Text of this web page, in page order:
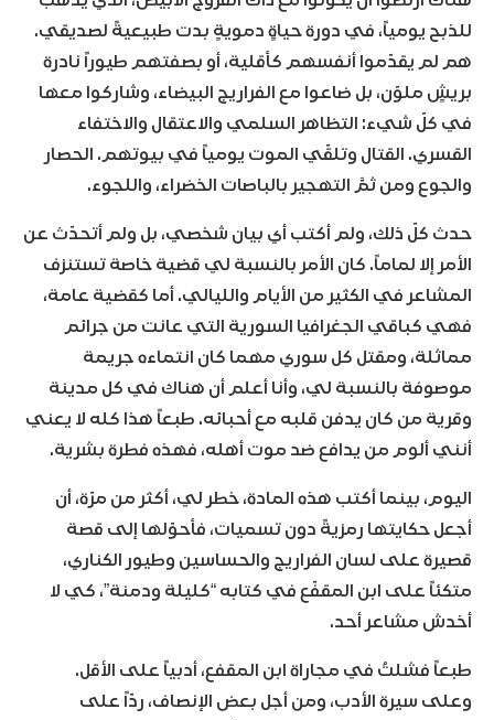
للذبح يومياً، في دورة حياةٍ دمويةٍ بدت طبيعيةً لصديقي.
هم لم يقدّموا أنفسهم كأقلية، أو بصفتهم طيوراً نادرة
بريشٍ ملوّن، بل ضاعوا مع الفراريج البيضاء، وشاركوا معها
في كلّ شيء: التظاهر السلمي والاعتقال والاختفاء
القسري. القتال وتلقّي الموت يومياً في بيوتهم. الحصار
والجوع ومن ثمَّ التهجير بالباصات الخضراء، واللجوء.
حدث كلّ ذلك، ولم أكتب أي بيان شخصي، بل ولم أتحدّث عن
الأمر إلا لماماً. كان الأمر بالنسبة لي قضية خاصة تستنزف
المشاعر في الكثير من الأيام والليالي. أما كقضية عامة،
فهي كباقي الجغرافيا السورية التي عانت من جرائم
مماثلة، ومقتل كل سوري مهما كان انتماءه جريمة
موصوفة بالنسبة لي، وأنا أعلم أن هناك في كل مدينة
وقرية من كان يدفن قلبه مع أحبائه. طبعاً هذا كله لا يعني
أنني ألوم من يدافع ضد موت أهله، فهذه فطرة بشرية.
اليوم، بينما أكتب هذه المادة، خطر لي، أكثر من مرّة، أن
أجعل حكايتها رمزيةً دون تسميات، فأحوّلها إلى قصة
قصيرة على لسان الفراريج والحساسين وطيور الكناري،
متكئاً على ابن المقفّع في كتابه “كليلة ودمنة”، كي لا
أخدش مشاعر أحد.
طبعاً فشلتُ في مجاراة ابن المقفع، أدبياً على الأقل.
وعلى سيرة الأدب، ومن أجل بعض الإنصاف، ردّاً على